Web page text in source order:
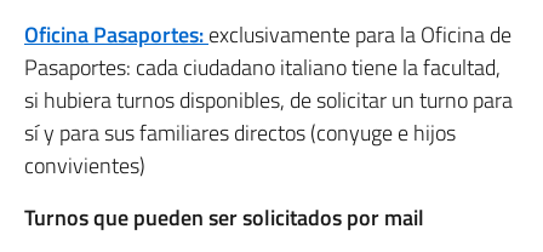
Oficina Pasaportes:exclusivamente para la Oficina de
Pasaportes: cada ciudadano italiano tiene la facultad,
si hubiera turnos disponibles, de solicitar un turno para
sí y para sus familiares directos (conyuge e hijos
convivientes)
Turnos que pueden ser solicitados por mail